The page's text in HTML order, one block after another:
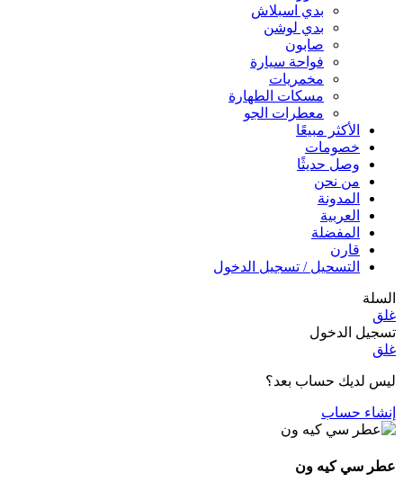
بدي اسبلاش
بدي لوشن
صابون
فواحة سيارة
مخمريات
مسكات الطهارة
معطرات الجو
الأكثر مبيعًا
خصومات
وصل حديثًا
من نحن
المدونة
العربية
المفضلة
قارن
التسحيل / تسجيل الدخول
السلة
غلق
تسجيل الدخول
غلق
ليس لديك حساب بعد؟
إنشاء حساب
عطر سي كيه ون